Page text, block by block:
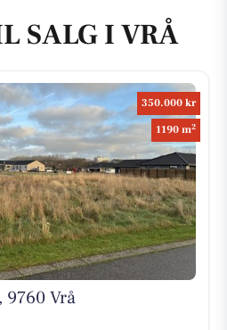
SALG I VRÅ
350.000 kr
1190 m2
Vrå